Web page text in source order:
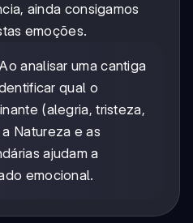
ainda consigamos
emoções.
analisar uma cantiga
qual o
(alegria, tristeza,
Natureza e as
ajudam a
emocional.